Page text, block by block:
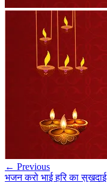
← Previous
भजन करो भाई हरि का सुखदाई